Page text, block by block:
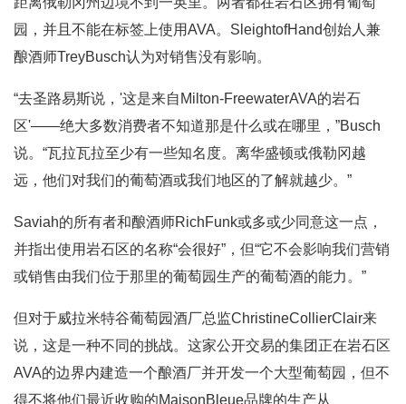
园，并且不能在标签上使用AVA。SleightofHand创始人兼
酿酒师TreyBusch认为对销售没有影响。
“去圣路易斯说，'这是来自Milton-FreewaterAVA的岩石
区'——绝大多数消费者不知道那是什么或在哪里，”Busch
说。“瓦拉瓦拉至少有一些知名度。离华盛顿或俄勒冈越
远，他们对我们的葡萄酒或我们地区的了解就越少。”
Saviah的所有者和酿酒师RichFunk或多或少同意这一点，
并指出使用岩石区的名称“会很好”，但“它不会影响我们营销
或销售由我们位于那里的葡萄园生产的葡萄酒的能力。”
但对于威拉米特谷葡萄园酒厂总监ChristineCollierClair来
说，这是一种不同的挑战。这家公开交易的集团正在岩石区
AVA的边界内建造一个酿酒厂并开发一个大型葡萄园，但不
得不将他们最近收购的MaisonBleue品牌的生产从